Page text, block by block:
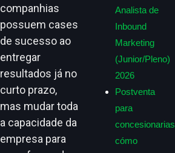
companhias
possuem cases
de sucesso ao
entregar
resultados já no
curto prazo,
mas mudar toda
a capacidade da
empresa para
Analista de
Inbound
Marketing
(Junior/Pleno)
2026
Postventa
para
cómo